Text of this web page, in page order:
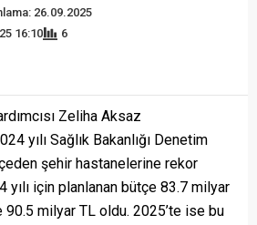
26.09.2025
16:10
6
Zeliha Aksaz
yılı Sağlık Bakanlığı Denetim
şehir hastanelerine rekor
yılı için planlanan bütçe 83.7 milyar
milyar TL oldu. 2025’te ise bu